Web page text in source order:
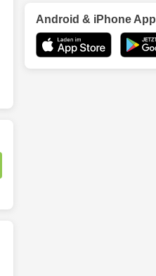
Android & iPhone App